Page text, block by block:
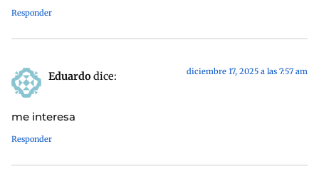
Responder
Eduardodice: diciembre 17, 2025 a las 7:57 am
me interesa
Responder